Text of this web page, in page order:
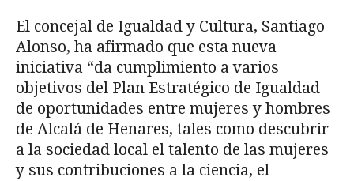
El concejal de Igualdad y Cultura, Santiago
Alonso, ha afirmado que esta nueva
iniciativa “da cumplimiento a varios
objetivos del Plan Estratégico de Igualdad
de oportunidades entre mujeres y hombres
de Alcalá de Henares, tales como descubrir
a la sociedad local el talento de las mujeres
y sus contribuciones a la ciencia, el